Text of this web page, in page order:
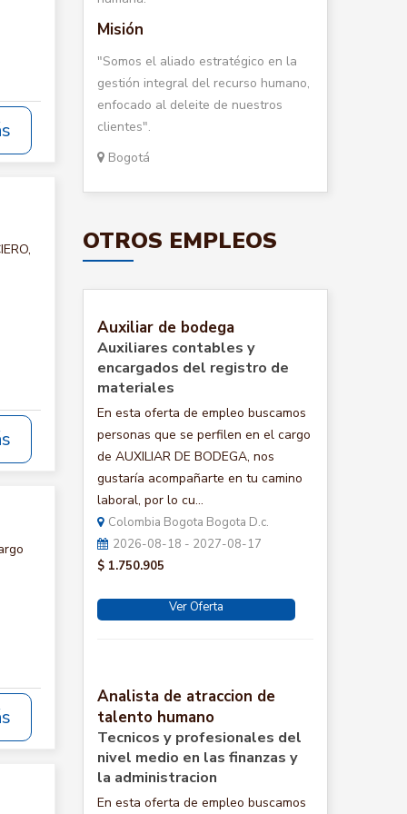
Misión
"Somos el aliado estratégico en la
gestión integral del recurso humano,
enfocado al deleite de nuestros
clientes".
Bogotá
OTROS EMPLEOS
Auxiliar de bodega
Auxiliares contables y
encargados del registro de
materiales
En esta oferta de empleo buscamos
personas que se perfilen en el cargo
de AUXILIAR DE BODEGA, nos
gustaría acompañarte en tu camino
laboral, por lo cu...
Colombia Bogota Bogota D.c.
2026-08-18 - 2027-08-17
$ 1.750.905
Ver Oferta
Analista de atraccion de
talento humano
Tecnicos y profesionales del
nivel medio en las finanzas y
la administracion
En esta oferta de empleo buscamos